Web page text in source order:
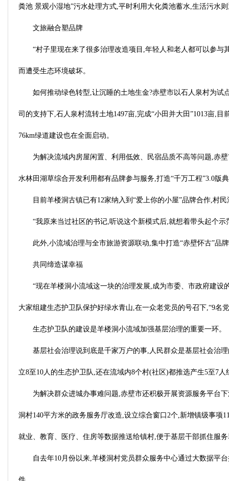
粪池 景观小湿地”污水处理方式,平时利用大化粪池蓄水,生活污水
文旅融合塑品牌
“村子里现在来了很多治理改造项目,年轻人和老人都可以参
而遭受生态环境破坏。
如何推动绿色转型,让沉睡的土地生金?赤壁市以石人泉村为
司的支持下,石人泉村流转土地1497亩,完成“小田并大田”1013亩,
76km绿道建设也在全面启动。
为解决流域内房屋闲置、利用低效、民宿品质不高等问题,赤
水林田湖草综合开发利用都有品牌参与服务,打造“千万工程”3.0版
目前羊楼洞古镇已有12家纳入到“爱上你的小屋”品牌合作,村
“我原来当过社区的书记,听说这个新模式后,就想着带头起个
此外,小流域治理与全市旅游资源联动,集中打造“赤壁怀古”
共同缔造谋幸福
“现在羊楼洞小流域这一块的治理发展,成为市委、市政府建
大家组建生态护卫队保护好绿水青山,在一众老党员的号召下,“9名
生态护卫队的建设是羊楼洞小流域加强基层治理的重要一环。
基层社会治理说到底是千家万户的事,人民群众是基层社会治
立8至10人的生态护卫队,还在流域内8个村(社区)都推选产生5至7
为解决群众进城办事难问题,赤壁市还积极开展资源服务平台
洞村140平方米的政务服务厅改造,设立综合窗口2个,新增镇级事
就业、教育、医疗、住房等数据推送给镇村,便于基层干部抓住服
自去年10月份以来,羊楼洞村党员群众服务中心通过大数据平